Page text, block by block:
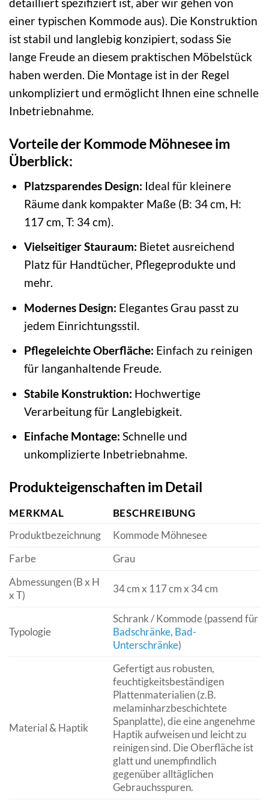
einer typischen Kommode aus). Die Konstruktion
ist stabil und langlebig konzipiert, sodass Sie
lange Freude an diesem praktischen Möbelstück
haben werden. Die Montage ist in der Regel
unkompliziert und ermöglicht Ihnen eine schnelle
Inbetriebnahme.
Vorteile der Kommode Möhnesee im
Überblick:
Platzsparendes Design: Ideal für kleinere
Räume dank kompakter Maße (B: 34 cm, H:
117 cm, T: 34 cm).
Vielseitiger Stauraum: Bietet ausreichend
Platz für Handtücher, Pflegeprodukte und
mehr.
Modernes Design: Elegantes Grau passt zu
jedem Einrichtungsstil.
Pflegeleichte Oberfläche: Einfach zu reinigen
für langanhaltende Freude.
Stabile Konstruktion: Hochwertige
Verarbeitung für Langlebigkeit.
Einfache Montage: Schnelle und
unkomplizierte Inbetriebnahme.
Produkteigenschaften im Detail
MERKMAL
BESCHREIBUNG
Produktbezeichnung
Kommode Möhnesee
Farbe
Grau
Abmessungen (B x H
x T)
34 cm x 117 cm x 34 cm
Typologie
Schrank / Kommode (passend für
Badschränke, Bad-
Unterschränke)
Material & Haptik
Gefertigt aus robusten,
feuchtigkeitsbeständigen
Plattenmaterialien (z.B.
melaminharzbeschichtete
Spanplatte), die eine angenehme
Haptik aufweisen und leicht zu
reinigen sind. Die Oberfläche ist
glatt und unempfindlich
gegenüber alltäglichen
Gebrauchsspuren.